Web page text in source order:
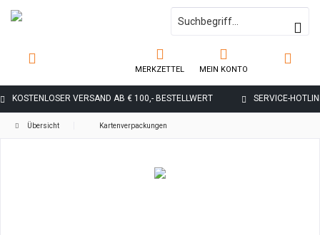
KOSTENLOSER VERSAND AB € 100,- BESTELLWERT SERVICE-
MERKZETTEL MEIN KONTO
Übersicht Kartenverpackungen